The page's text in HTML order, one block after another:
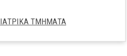
ΙΑΤΡΙΚΑ ΤΜΗΜΑΤΑ